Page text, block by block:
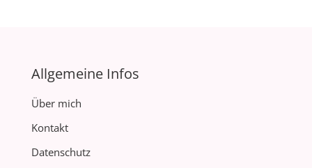
Allgemeine Infos
Über mich
Kontakt
Datenschutz